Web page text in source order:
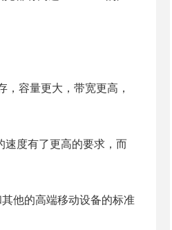
容量更大，带宽更高，
度有了更高的要求，而
他的高端移动设备的标准